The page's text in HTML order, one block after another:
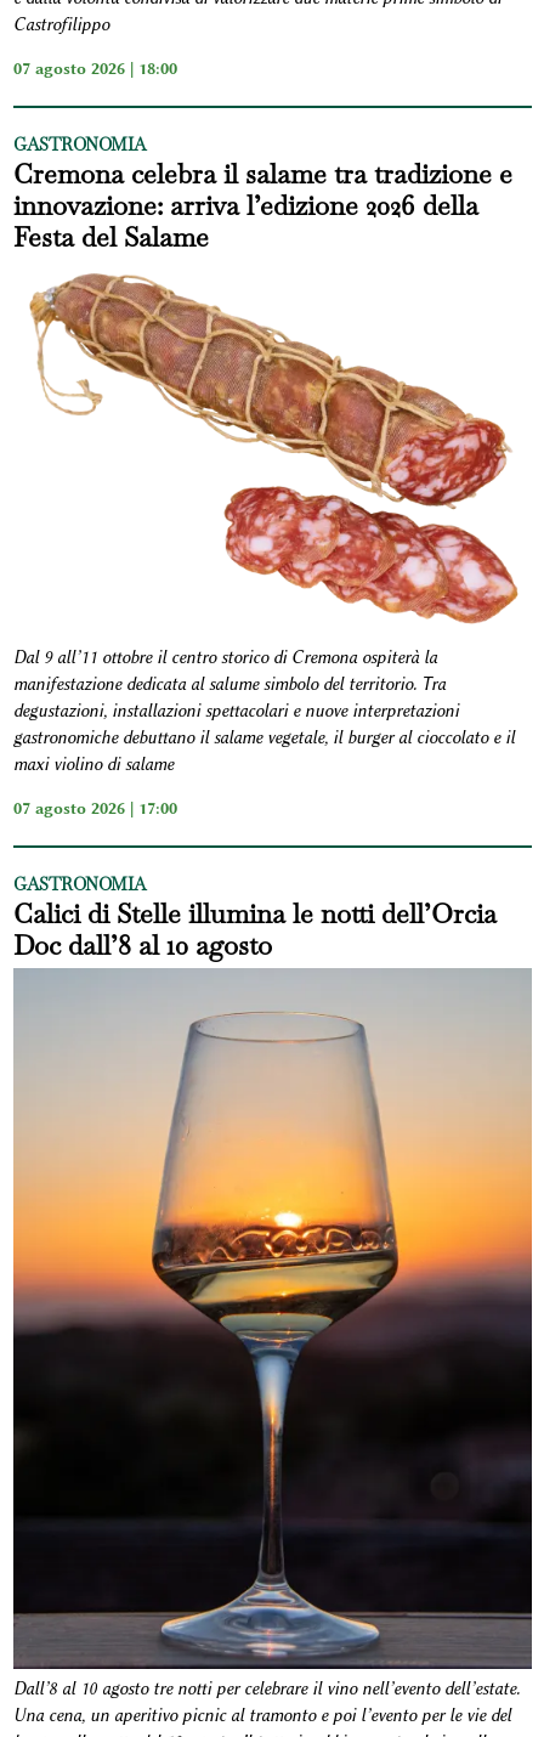
Castrofilippo
07 agosto 2026 | 18:00
GASTRONOMIA
Cremona celebra il salame tra tradizione e
innovazione: arriva l’edizione 2026 della
Festa del Salame
Dal 9 all’11 ottobre il centro storico di Cremona ospiterà la
manifestazione dedicata al salume simbolo del territorio. Tra
degustazioni, installazioni spettacolari e nuove interpretazioni
gastronomiche debuttano il salame vegetale, il burger al cioccolato e il
maxi violino di salame
07 agosto 2026 | 17:00
GASTRONOMIA
Calici di Stelle illumina le notti dell’Orcia
Doc dall’8 al 10 agosto
Dall’8 al 10 agosto tre notti per celebrare il vino nell’evento dell’estate.
Una cena, un aperitivo picnic al tramonto e poi l’evento per le vie del